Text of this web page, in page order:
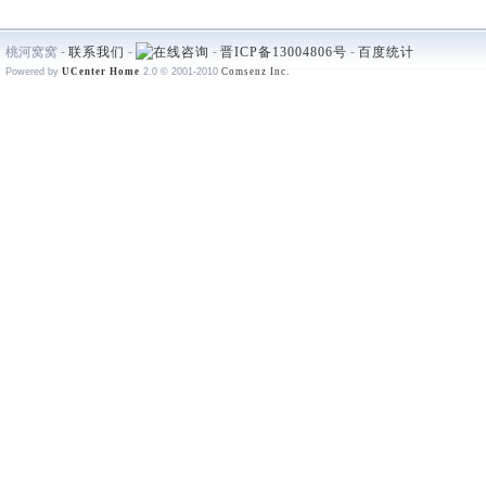
桃河窝窝 - 联系我们 - - 晋ICP备13004806号 - 百度统计
Powered by UCenter Home 2.0 © 2001-2010 Comsenz Inc.